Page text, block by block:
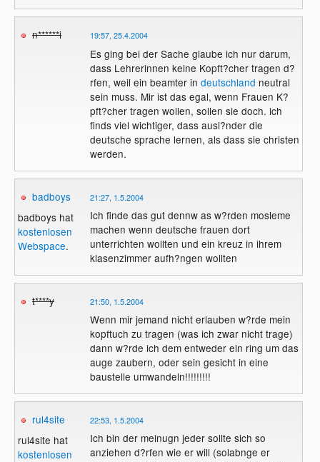
n******i 19:57, 25.4.2004
Es ging bei der Sache glaube ich nur darum,
dass Lehrerinnen keine Kopft?cher tragen d?
rfen, weil ein beamter in deutschland neutral
sein muss. Mir ist das egal, wenn Frauen K?
pft?cher tragen wollen, sollen sie doch. ich
finds viel wichtiger, dass ausl?nder die
deutsche sprache lernen, als dass sie christen
werden.
badboys
badboys hat
kostenlosen
Webspace.
21:27, 1.5.2004
Ich finde das gut dennw as w?rden mosleme
machen wenn deutsche frauen dort
unterrichten wollten und ein kreuz in ihrem
klasenzimmer aufh?ngen wollten
t****y 21:50, 1.5.2004
Wenn mir jemand nicht erlauben w?rde mein
kopftuch zu tragen (was ich zwar nicht trage)
dann w?rde ich dem entweder ein ring um das
auge zaubern, oder sein gesicht in eine
baustelle umwandeln!!!!!!!!!
rul4site
rul4site hat
kostenlosen
22:53, 1.5.2004
Ich bin der meinugn jeder sollte sich so
anziehen d?rfen wie er will (solabnge er